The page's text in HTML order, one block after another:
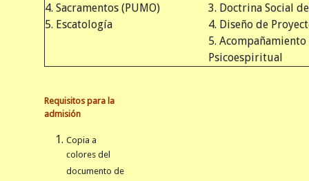
4. Sacramentos (PUMO)
5. Escatología
3. Doctrina Social
4. Diseño de
5. Acompañamiento
Psicoespiritual
Requisitos para la
admisión
Copia a
colores del
documento de